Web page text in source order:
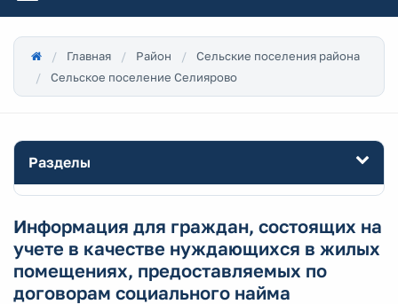
Главная Район
Сельские поселения района
Сельское поселение Селиярово
Разделы
Информация для граждан, состоящих на
учете в качестве нуждающихся в жилых
помещениях, предоставляемых по
договорам социального найма